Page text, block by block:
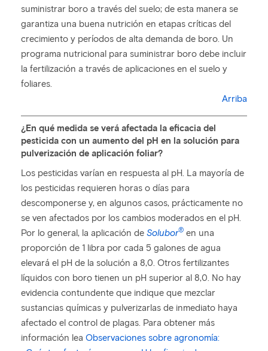
suministrar boro a través del suelo; de esta manera se
garantiza una buena nutrición en etapas críticas del
crecimiento y períodos de alta demanda de boro. Un
programa nutricional para suministrar boro debe incluir
la fertilización a través de aplicaciones en el suelo y
foliares.
Arriba
¿En qué medida se verá afectada la eficacia del
pesticida con un aumento del pH en la solución para
pulverización de aplicación foliar?
Los pesticidas varían en respuesta al pH. La mayoría de
los pesticidas requieren horas o días para
descomponerse y, en algunos casos, prácticamente no
se ven afectados por los cambios moderados en el pH.
Por lo general, la aplicación de Solubor® en una
proporción de 1 libra por cada 5 galones de agua
elevará el pH de la solución a 8,0. Otros fertilizantes
líquidos con boro tienen un pH superior al 8,0. No hay
evidencia contundente que indique que mezclar
sustancias químicas y pulverizarlas de inmediato haya
afectado el control de plagas. Para obtener más
información lea Observaciones sobre agronomía: